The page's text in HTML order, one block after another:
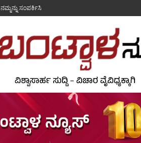
ನಮ್ಮನ್ನು ಸಂಪರ್ಕಿಸಿ